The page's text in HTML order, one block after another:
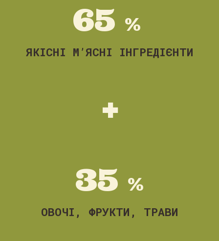
65 %
ЯКІСНІ М’ЯСНІ ІНГРЕДІЄНТИ
+
35 %
ОВОЧІ, ФРУКТИ, ТРАВИ